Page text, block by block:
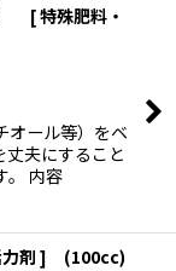
[ 特殊肥料・
オール等）をベ
丈夫にすること
。 内容
力剤 ] (100cc)